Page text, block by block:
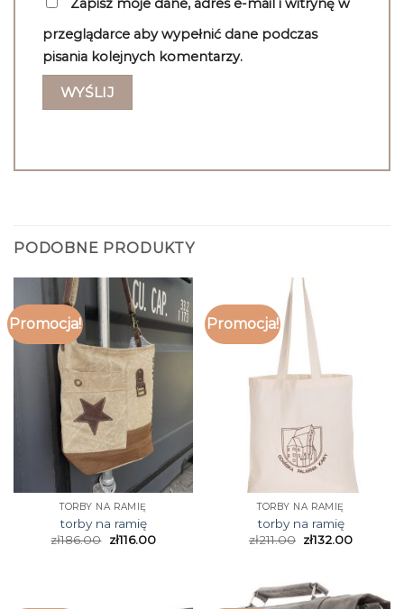
Zapisz moje dane, adres e-mail i witrynę w
przeglądarce aby wypełnić dane podczas
pisania kolejnych komentarzy.
PODOBNE PRODUKTY
Promocja!
TORBY NA RAMIĘ
torby na ramię
zł186.00 zł116.00
Promocja!
TORBY NA RAMIĘ
torby na ramię
zł211.00 zł132.00